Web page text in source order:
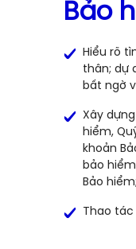
Bảo
Hiểu rõ
thân; dự
bất ngờ
Xây
hiểm,
khoản
bảo
Bảo hiểm;
Thao tác